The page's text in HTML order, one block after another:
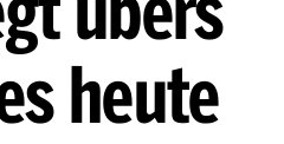
übers
heute